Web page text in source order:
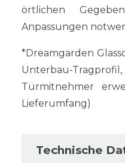
örtlichen
Anpassungen
*Dreamgarden
Unterbau-
Türmitnehmer
Lieferumfang)
Technische